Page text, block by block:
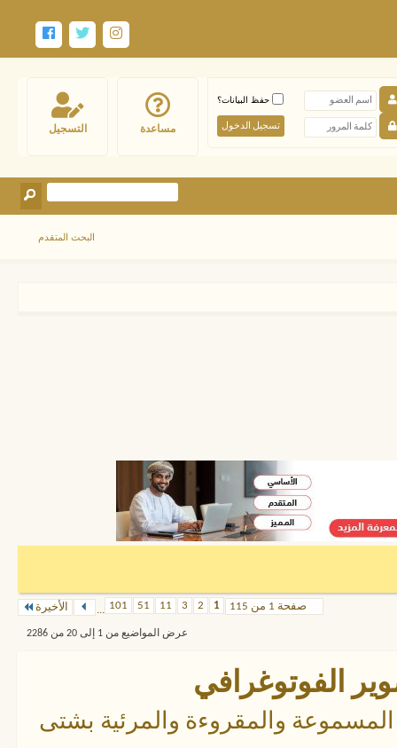
التسجيل مساعدة
حفظ البيانات؟
البحث المتقدم
صفحة 1 من 115 1
2
3
11
51
101
... الأخيرة
عرض المواضيع من 1 إلى 20 من 2286
الفوتوغرافي
والمقروءة والمرئية بشتى